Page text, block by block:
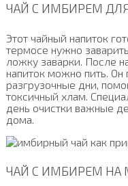
ЧАЙ С ИМБИРЕМ
Этот чайный напиток
термосе нужно
ложку заварки. После
напиток можно пить. Он
разгрузочные дни,
токсичный хлам.
день очистки важные
дома.
ЧАЙ С ИМБИРЕМ НА